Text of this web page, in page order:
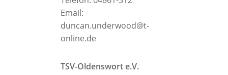
Email:
duncan.underwood@t-
online.de
TSV-Oldenswort e.V.